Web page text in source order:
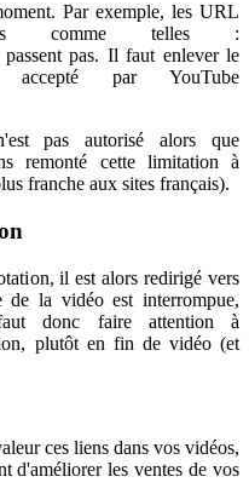
Par exemple, les URL
comme telles :
passent pas. Il faut enlever le
par YouTube
pas autorisé alors que
remonté cette limitation à
franche aux sites français).
il est alors redirigé vers
la vidéo est interrompue,
donc faire attention à
plutôt en fin de vidéo (et
ces liens dans vos vidéos,
d'améliorer les ventes de vos